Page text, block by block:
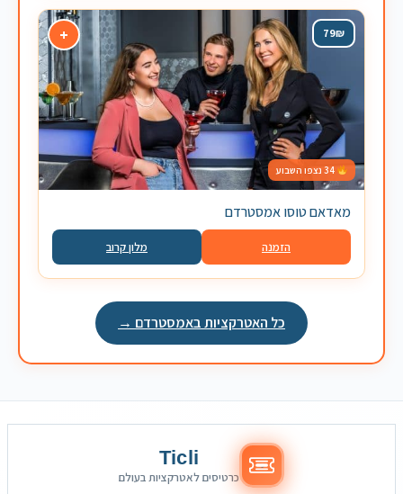
+ 79₪
מאדאם טוסו אמסטרדם
הזמנה מלון קרוב
כל האטרקציות באמסטרדם →
Ticli
כרטיסים לאטרקציות בעולם